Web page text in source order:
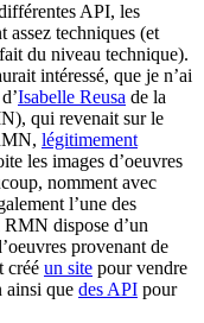
API, les
assez techniques (et
du niveau technique).
intéressé, que je n’ai
Isabelle Reusa de la
qui revenait sur le
légitimement
les images d’oeuvres
nomment avec
l’une des
dispose d’un
provenant de
créé un site pour vendre
ainsi que des API pour